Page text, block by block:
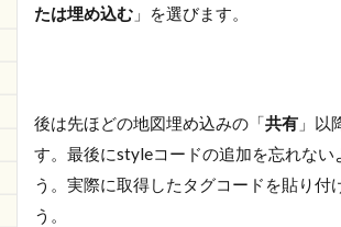
たは埋め込む 」を選びます。
後は先ほどの地図埋め込みの「共有 」以
す。最後にstyleコードの追加を忘れない
う。実際に取得したタグコードを貼り付
う。